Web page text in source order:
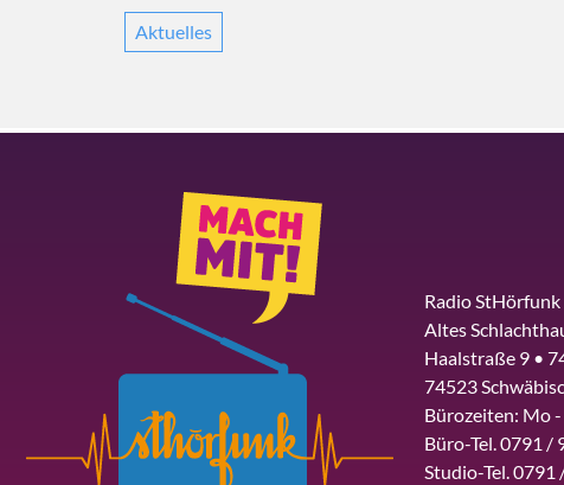
Aktuelles
Radio StHörfunk
Altes
Haalstraße 9 •
74523
Bürozeiten: Mo
Büro-Tel. 0791 /
Studio-Tel. 0791